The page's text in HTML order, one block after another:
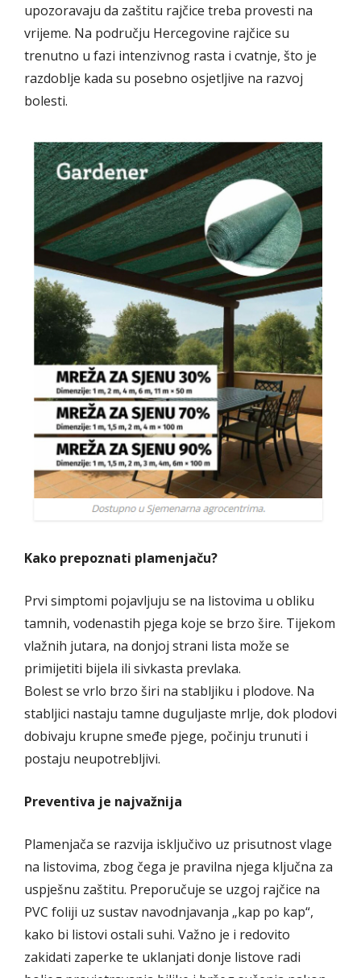
upozoravaju da zaštitu rajčice treba provesti na
vrijeme. Na području Hercegovine rajčice su
trenutno u fazi intenzivnog rasta i cvatnje, što je
razdoblje kada su posebno osjetljive na razvoj
bolesti.
Kako prepoznati plamenjaču?
Prvi simptomi pojavljuju se na listovima u obliku
tamnih, vodenastih pjega koje se brzo šire. Tijekom
vlažnih jutara, na donjoj strani lista može se
primijetiti bijela ili sivkasta prevlaka.
Bolest se vrlo brzo širi na stabljiku i plodove. Na
stabljici nastaju tamne duguljaste mrlje, dok plodovi
dobivaju krupne smeđe pjege, počinju trunuti i
postaju neupotrebljivi.
Preventiva je najvažnija
Plamenjača se razvija isključivo uz prisutnost vlage
na listovima, zbog čega je pravilna njega ključna za
uspješnu zaštitu. Preporučuje se uzgoj rajčice na
PVC foliji uz sustav navodnjavanja „kap po kap“,
kako bi listovi ostali suhi. Važno je i redovito
zakidati zaperke te uklanjati donje listove radi